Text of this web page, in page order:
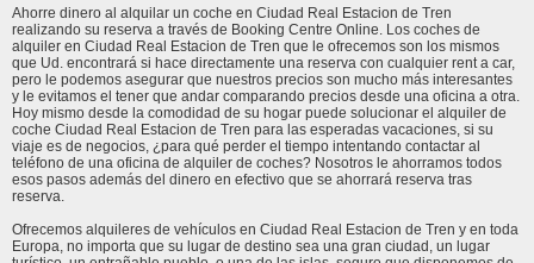
Ahorre dinero al alquilar un coche en Ciudad Real Estacion de Tren
realizando su reserva a través de Booking Centre Online. Los coches de
alquiler en Ciudad Real Estacion de Tren que le ofrecemos son los mismos
que Ud. encontrará si hace directamente una reserva con cualquier rent a car,
pero le podemos asegurar que nuestros precios son mucho más interesantes
y le evitamos el tener que andar comparando precios desde una oficina a otra.
Hoy mismo desde la comodidad de su hogar puede solucionar el alquiler de
coche Ciudad Real Estacion de Tren para las esperadas vacaciones, si su
viaje es de negocios, ¿para qué perder el tiempo intentando contactar al
teléfono de una oficina de alquiler de coches? Nosotros le ahorramos todos
esos pasos además del dinero en efectivo que se ahorrará reserva tras
reserva.
Ofrecemos alquileres de vehículos en Ciudad Real Estacion de Tren y en toda
Europa, no importa que su lugar de destino sea una gran ciudad, un lugar